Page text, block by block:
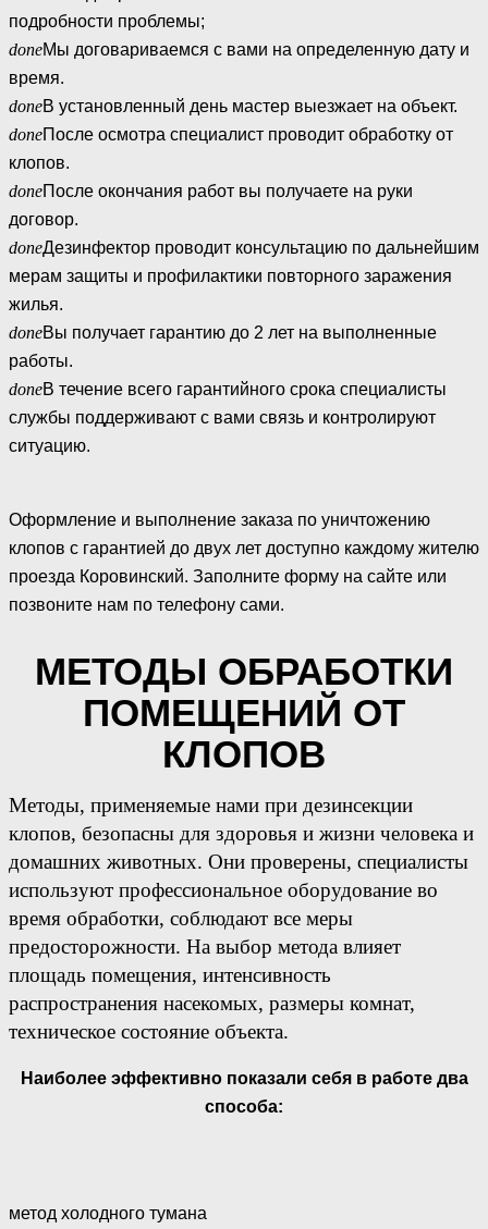
подробности проблемы;
doneМы договариваемся с вами на определенную дату и
время.
doneВ установленный день мастер выезжает на объект.
doneПосле осмотра специалист проводит обработку от
клопов.
doneПосле окончания работ вы получаете на руки
договор.
doneДезинфектор проводит консультацию по дальнейшим
мерам защиты и профилактики повторного заражения
жилья.
doneВы получает гарантию до 2 лет на выполненные
работы.
doneВ течение всего гарантийного срока специалисты
службы поддерживают с вами связь и контролируют
ситуацию.
Оформление и выполнение заказа по уничтожению
клопов с гарантией до двух лет доступно каждому жителю
проезда Коровинский. Заполните форму на сайте или
позвоните нам по телефону сами.
МЕТОДЫ ОБРАБОТКИ
ПОМЕЩЕНИЙ ОТ
КЛОПОВ
Методы, применяемые нами при дезинсекции
клопов, безопасны для здоровья и жизни человека и
домашних животных. Они проверены, специалисты
используют профессиональное оборудование во
время обработки, соблюдают все меры
предосторожности. На выбор метода влияет
площадь помещения, интенсивность
распространения насекомых, размеры комнат,
техническое состояние объекта.
Наиболее эффективно показали себя в работе два
способа:
метод холодного тумана